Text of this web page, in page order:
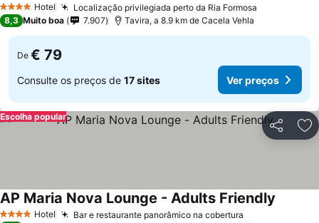
4 EstrelasHotel Localização privilegiada perto da Ria Formosa
8,3 Muito boa 7.907 Tavira, a 8.9 km de Cacela Vehla
De € 79
Consulte os preços de 17 sites Ver preços
Partilhar
Escolha popular
4 EstrelasHotel Bar e restaurante panorâmico na cobertura
AP Maria Nova Lounge - Adults Friendly